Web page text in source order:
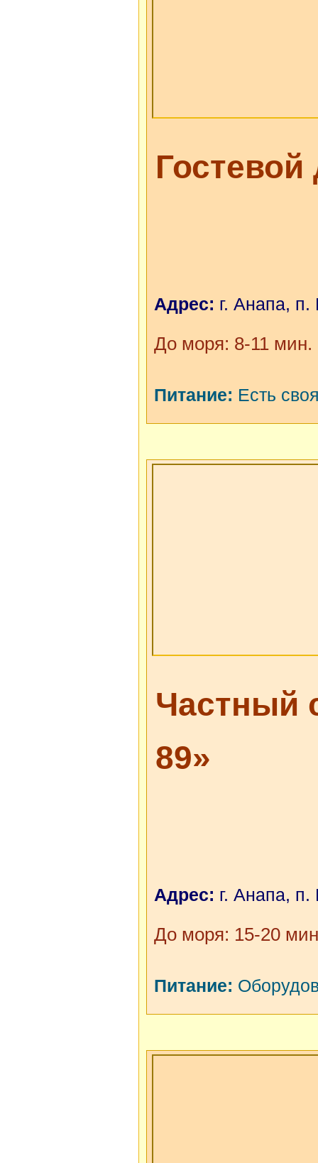
Адрес: г. Анапа,
До моря: 8-11 мин.
Питание: Есть
Частный
89»
Адрес: г. Анапа,
До моря: 15-20
Питание: